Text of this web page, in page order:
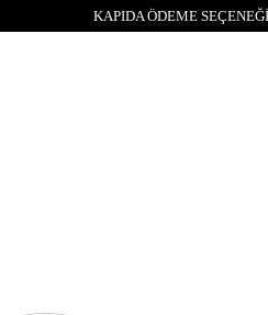
KAPIDA ÖDEME SEÇENEĞİ